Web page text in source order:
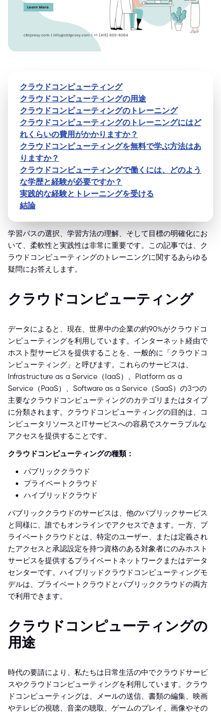
クラウドコンピューティング
クラウドコンピューティングの用途
クラウドコンピューティングのトレーニング
クラウドコンピューティングのトレーニングにはど
れくらいの費用がかかりますか？
クラウドコンピューティングを無料で学ぶ方法はあ
りますか？
クラウドコンピューティングで働くには、どのよう
な学歴と経験が必要ですか？
実践的な経験とトレーニングを受ける
結論
学習パスの選択、学習方法の理解、そして目標の明確化にお
いて、柔軟性と実践性は非常に重要です。この記事では、ク
ラウドコンピューティングのトレーニングに関するあらゆる
疑問にお答えします。
クラウドコンピューティング
データによると、現在、世界中の企業の約90%がクラウドコ
ンピューティングを利用しています。インターネット経由で
ホスト型サービスを提供することを、一般的に「クラウドコ
ンピューティング」と呼びます。これらのサービスは、
Infrastructure as a Service（IaaS）、Platform as a
Service（PaaS）、Software as a Service（SaaS）の3つの
主要なクラウドコンピューティングのカテゴリまたはタイプ
に分類されます。クラウドコンピューティングの目的は、コ
ンピュータリソースとITサービスへの容易でスケーラブルな
アクセスを提供することです。
クラウドコンピューティングの種類：
パブリッククラウド
プライベートクラウド
ハイブリッドクラウド
パブリッククラウドのサービスは、他のパブリックサービス
と同様に、誰でもオンラインでアクセスできます。一方、プ
ライベートクラウドとは、特定のユーザー、または定義され
たアクセスと承認設定を持つ資格のある対象者にのみホスト
サービスを提供するプライベートネットワークまたはデータ
センターです。ハイブリッドクラウドコンピューティングモ
デルは、プライベートクラウドとパブリッククラウドの両方
で利用できます。
クラウドコンピューティングの
用途
時代の要請により、私たちは日常生活の中でクラウドサービ
スやクラウドコンピューティングを利用しています。クラウ
ドコンピューティングは、メールの送信、書類の編集、映画
やテレビの視聴、音楽の聴取、ゲームのプレイ、画像やその